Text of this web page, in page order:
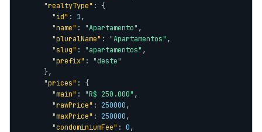
"realtyType" : {
"id" : 1,
"name" : "Apartamento" ,
"pluralName" : "Apartamentos" ,
"slug" : "apartamentos" ,
"prefix" : "deste"
      },
"prices" : {
"main" : "R$ 250.000" ,
"rawPrice" : 250000,
"maxPrice" : 250000,
"condominiumFee" : 0,